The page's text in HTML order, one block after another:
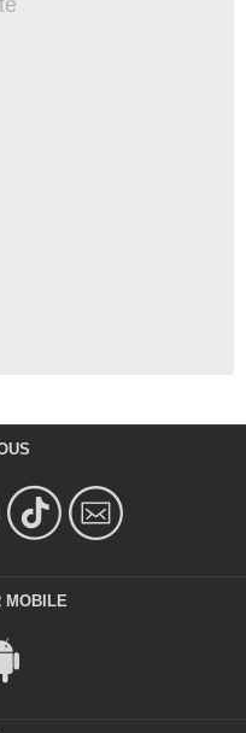
MOBILE